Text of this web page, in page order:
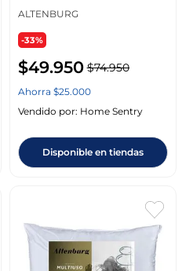
ALTENBURG
-33%
$49.950 $74.950
Ahorra $25.000
Vendido por: Home Sentry
Disponible en tiendas